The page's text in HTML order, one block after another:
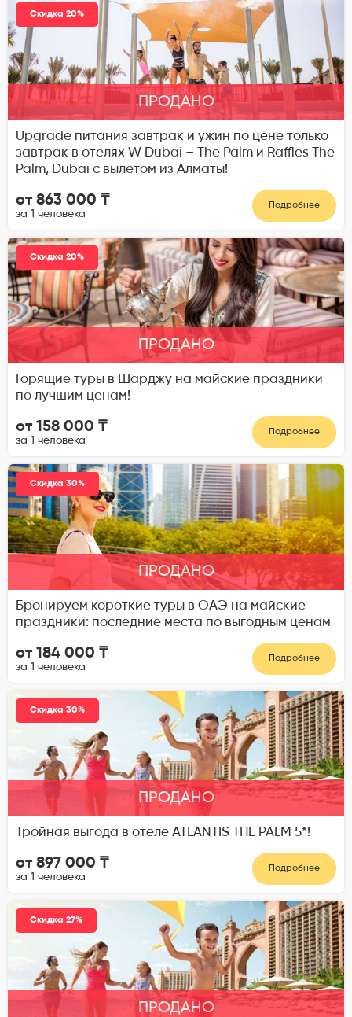
Скидка 20%
ПРОДАНО
Upgrade питания завтрак и ужин по цене только
завтрак в отелях W Dubai – The Palm и Raffles The
Palm, Dubai с вылетом из Алматы!
от 863 000 ₸
за 1 человека
Подробнее
Скидка 20%
ПРОДАНО
Горящие туры в Шарджу на майские праздники
по лучшим ценам!
от 158 000 ₸
за 1 человека
Подробнее
Скидка 30%
ПРОДАНО
Бронируем короткие туры в ОАЭ на майские
праздники: последние места по выгодным ценам
от 184 000 ₸
за 1 человека
Подробнее
Скидка 30%
ПРОДАНО
Тройная выгода в отеле ATLANTIS THE PALM 5*!
от 897 000 ₸
за 1 человека
Подробнее
Скидка 27%
ПРОДАНО